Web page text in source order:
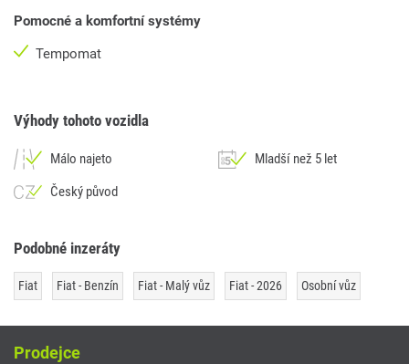
Pomocné a komfortní systémy
Tempomat
Výhody tohoto vozidla
Málo najeto
Mladší než 5 let
Český původ
Podobné inzeráty
Fiat Fiat - Benzín Fiat - Malý vůz Fiat - 2026 Osobní vůz
Prodejce